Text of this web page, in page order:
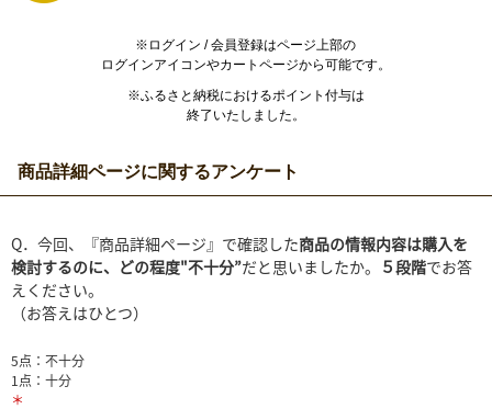
※ログイン / 会員登録はページ上部の
ログインアイコンやカートページから可能です。
※ふるさと納税におけるポイント付与は
終了いたしました。
商品詳細ページに関するアンケート